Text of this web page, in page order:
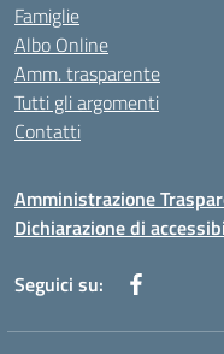
Famiglie
Albo Online
Amm. trasparente
Tutti gli argomenti
Contatti
Amministrazione
Dichiarazione di
Seguici su: